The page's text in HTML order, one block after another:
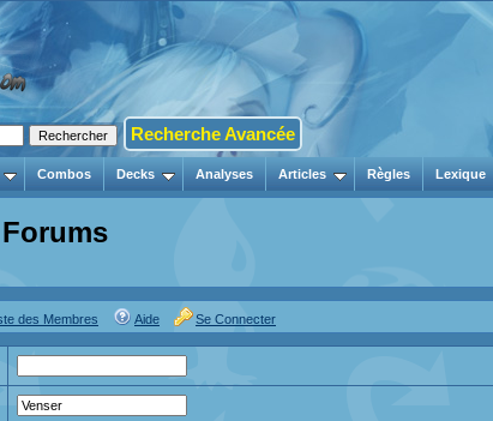
Recherche Avancée
Combos Decks Analyses Articles Règles Lexique
des Membres Aide Se Connecter